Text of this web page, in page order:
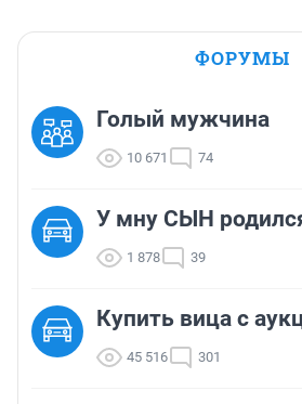
ФОРУМЫ
Голый мужчина
10 671 74
У мну СЫН
1 878 39
Купить вица с
45 516 301